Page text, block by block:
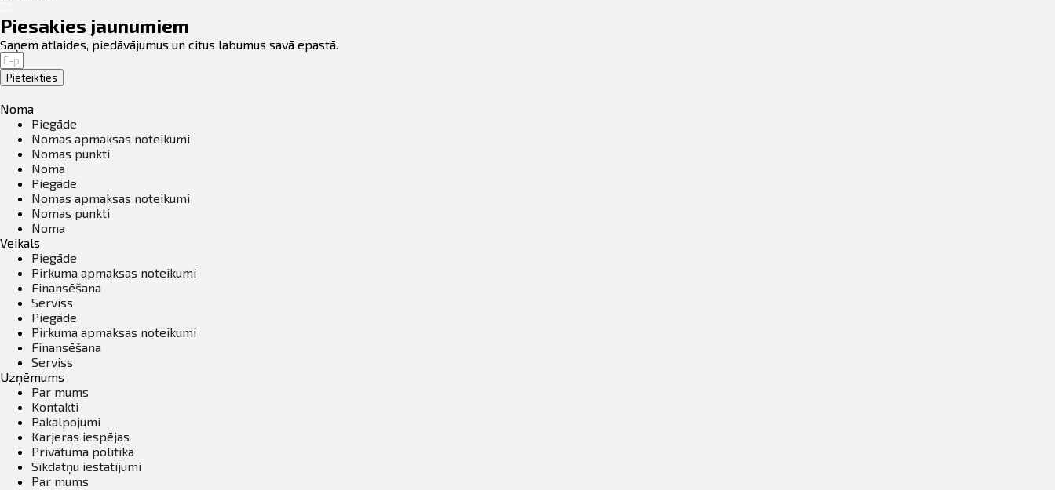
Piesakies jaunumiem
Saņem atlaides, piedāvājumus un citus labumus savā epastā.
Pieteikties
Noma
Piegāde
Nomas apmaksas noteikumi
Nomas punkti
Noma
Piegāde
Nomas apmaksas noteikumi
Nomas punkti
Noma
Veikals
Piegāde
Pirkuma apmaksas noteikumi
Finansēšana
Serviss
Piegāde
Pirkuma apmaksas noteikumi
Finansēšana
Serviss
Uzņēmums
Par mums
Kontakti
Pakalpojumi
Karjeras iespējas
Privātuma politika
Sīkdatņu iestatījumi
Par mums